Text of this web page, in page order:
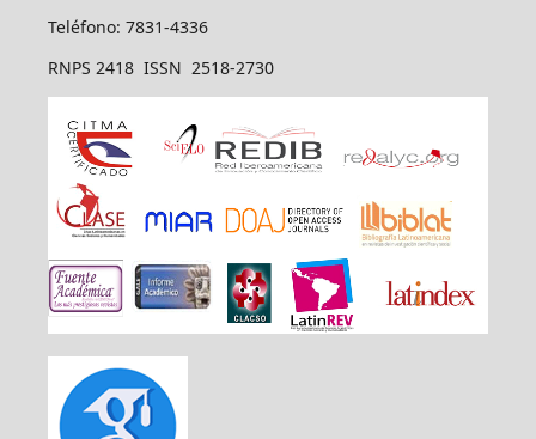
Teléfono: 7831-4336
RNPS 2418 ISSN 2518-2730